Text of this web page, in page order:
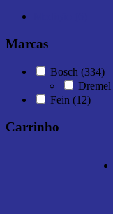
Marcas
Bosch (334)
Dremel
Fein (12)
Carrinho